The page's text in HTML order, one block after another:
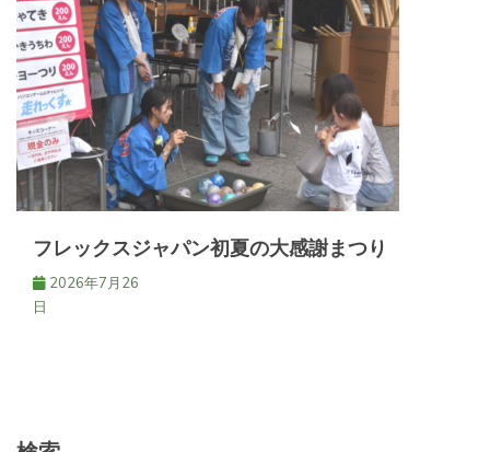
フレックスジャパン初夏の大感謝まつり
2026年7月26
日